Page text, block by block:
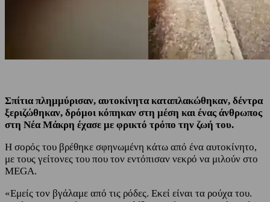
Σπίτια πλημμύρισαν, αυτοκίνητα καταπλακώθηκαν, δέντρα
ξεριζώθηκαν, δρόμοι κόπηκαν στη μέση και ένας άνθρωπος
στη Νέα Μάκρη έχασε με φρικτό τρόπο την ζωή του.
Η σορός του βρέθηκε σφηνωμένη κάτω από ένα αυτοκίνητο,
με τους γείτονες του που τον εντόπισαν νεκρό να μιλούν στο
MEGA.
«Εμείς τον βγάλαμε από τις ρόδες. Εκεί είναι τα ρούχα του.